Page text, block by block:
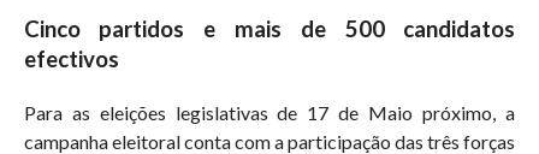
Cinco partidos e mais de 500 candidatos
efectivos
Para as eleições legislativas de 17 de Maio próximo, a
campanha eleitoral conta com a participação das três forças